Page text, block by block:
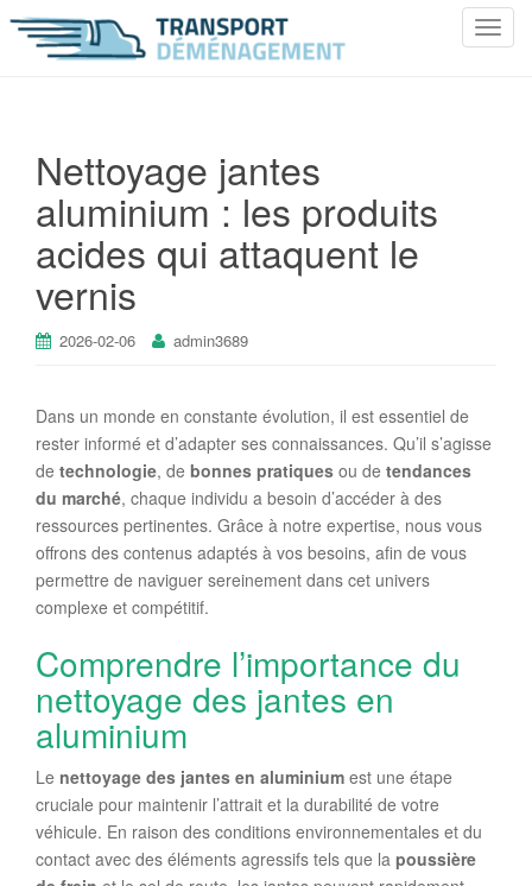
T
n
Nettoyage jantes
aluminium : les produits
acides qui attaquent le
vernis
2026-02-06 admin3689
Dans un monde en constante évolution, il est essentiel de
rester informé et d’adapter ses connaissances. Qu’il s’agisse
de technologie, de bonnes pratiques ou de tendances
du marché, chaque individu a besoin d’accéder à des
ressources pertinentes. Grâce à notre expertise, nous vous
offrons des contenus adaptés à vos besoins, afin de vous
permettre de naviguer sereinement dans cet univers
complexe et compétitif.
Comprendre l’importance du
nettoyage des jantes en
aluminium
Le nettoyage des jantes en aluminium est une étape
cruciale pour maintenir l’attrait et la durabilité de votre
véhicule. En raison des conditions environnementales et du
contact avec des éléments agressifs tels que la poussière